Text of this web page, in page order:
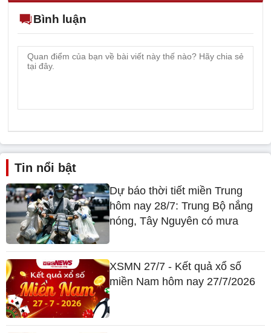
Bình luận
Tin nổi bật
Dự báo thời tiết miền Trung
hôm nay 28/7: Trung Bộ nắng
nóng, Tây Nguyên có mưa
XSMN 27/7 - Kết quả xổ số
miền Nam hôm nay 27/7/2026